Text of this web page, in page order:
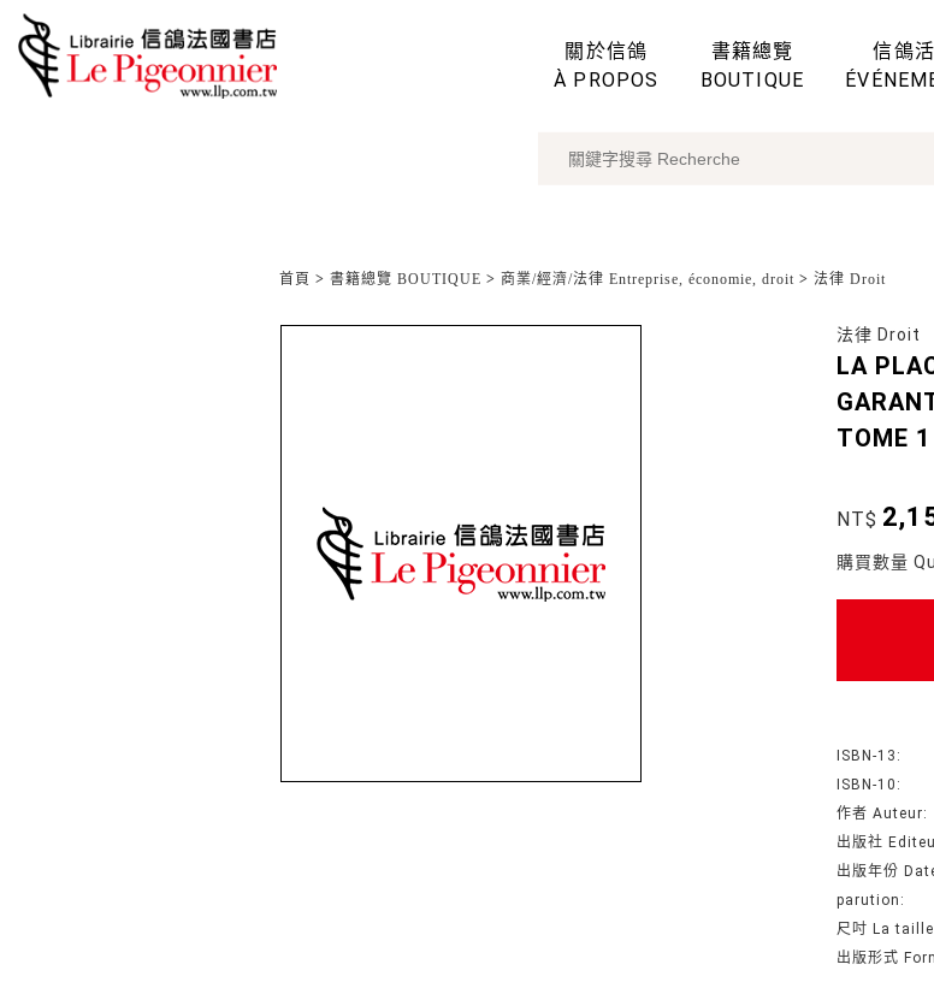
關於信鴿
À PROPOS
書籍總覽
BOUTIQUE
信鴿
首頁 > 書籍總覽 BOUTIQUE > 商業/經濟/法律 Entreprise, économie, droit > 法律 Droit
法律 Droit
LA
TOME 1
NT$
購買數量
ISBN-13:
ISBN-10:
作者 Auteur:
出版社
出版年份
parution:
尺吋 La
出版形式